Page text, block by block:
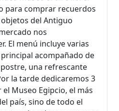
para comprar recuerdos
del Antiguo
nos
El menú incluye varias
acompañado de
una refrescante
la tarde dedicaremos 3
Museo Egipcio, el más
país, sino de todo el